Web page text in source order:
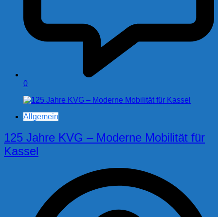
0
Allgemein
125 Jahre KVG – Moderne Mobilität für
Kassel